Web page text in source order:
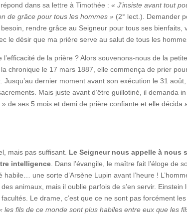
dans sa lettre à Timothée :« J’insiste avant tout
de grâce pour tous les hommes » (2° lect.). Demander
rendre grâce au Seigneur pour tous ses bienfaits,
le désir que ma prière serve au salut de tous les
de la prière ? Alors souvenons-nous de la
chronique le 17 mars 1887, elle commença de prier
Jusqu’au dernier moment avant son exécution le 31
Mais juste avant d’être guillotiné, il demanda
de ses 5 mois et demi de prière confiante et elle décida
mais pas suffisant. Le Seigneur nous appelle à nous
intelligence . Dans l’évangile, le maître fait l’éloge de
habile… une sorte d’Arsène Lupin avant l’heure !
animaux, mais il oublie parfois de s’en servir. Einstein
Le drame, c’est que ce ne sont pas forcément
les fils de ce monde sont plus habiles entre eux que les